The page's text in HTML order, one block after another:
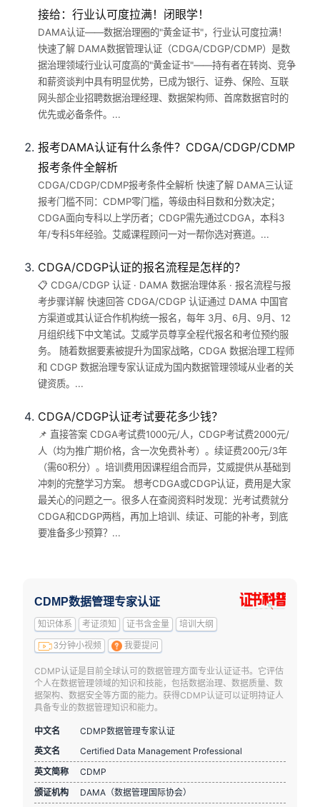
接给：行业认可度拉满！闭眼学！
DAMA认证——数据治理圈的"黄金证书"，行业认可度拉满！
快速了解 DAMA数据管理认证（CDGA/CDGP/CDMP）是数
据治理领域行业认可度高的"黄金证书"——持有者在转岗、竞争
和薪资谈判中具有明显优势，已成为银行、证券、保险、互联
网头部企业招聘数据治理经理、数据架构师、首席数据官时的
优先或必备条件。...
报考DAMA认证有什么条件？CDGA/CDGP/CDMP
报考条件全解析
CDGA/CDGP/CDMP报考条件全解析 快速了解 DAMA三认证
报考门槛不同：CDMP零门槛，等级由科目数和分数决定；
CDGA面向专科以上学历者；CDGP需先通过CDGA，本科3
年/专科5年经验。艾威课程顾问一对一帮你选对赛道。...
CDGA/CDGP认证的报名流程是怎样的？
📋 CDGA/CDGP 认证 · DAMA 数据治理体系 · 报名流程与报
考步骤详解 快速回答 CDGA/CDGP 认证通过 DAMA 中国官
方渠道或其认证合作机构统一报名，每年 3月、6月、9月、12
月组织线下中文笔试。艾威学员尊享全程代报名和考位预约服
务。 随着数据要素被提升为国家战略，CDGA 数据治理工程师
和 CDGP 数据治理专家认证成为国内数据管理领域从业者的关
键资质。...
CDGA/CDGP认证考试要花多少钱？
📌 直接答案 CDGA考试费1000元/人，CDGP考试费2000元/
人（均为推广期价格，含一次免费补考）。续证费200元/3年
（需60积分）。培训费用因课程组合而异，艾威提供从基础到
冲刺的完整学习方案。 想考CDGA或CDGP认证，费用是大家
最关心的问题之一。很多人在查阅资料时发现：光考试费就分
CDGA和CDGP两档，再加上培训、续证、可能的补考，到底
要准备多少预算？...
CDMP数据管理专家认证
知识体系 考证须知 证书含金量 培训大纲
3分钟小视频 我要提问
CDMP认证是目前全球认可的数据管理方面专业认证证书。它评估
个人在数据管理领域的知识和技能，包括数据治理、数据质量、数
据架构、数据安全等方面的能力。获得CDMP认证可以证明持证人
具备专业的数据管理知识和能力。
中文名
CDMP数据管理专家认证
英文名
Certified Data Management Professional
英文简称
CDMP
颁证机构
DAMA（数据管理国际协会）